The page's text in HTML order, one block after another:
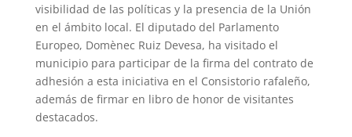
visibilidad de las políticas y la presencia de la Unión
en el ámbito local. El diputado del Parlamento
Europeo, Domènec Ruiz Devesa, ha visitado el
municipio para participar de la firma del contrato de
adhesión a esta iniciativa en el Consistorio rafaleño,
además de firmar en libro de honor de visitantes
destacados.